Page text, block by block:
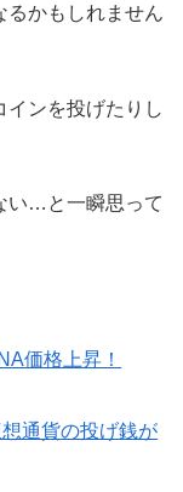
るかもしれません
インを投げたりし
い…と一瞬思って
価格上昇！
通貨の投げ銭が